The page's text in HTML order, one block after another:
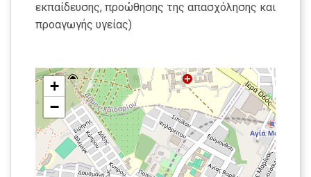
εκπαίδευσης, προώθησης της απασχόλησης και
προαγωγής υγείας)
+
−